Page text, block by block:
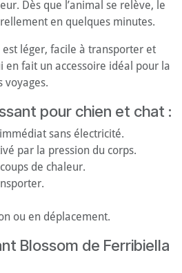
Dès que l’animal se relève, le
en quelques minutes.
léger, facile à transporter et
en fait un accessoire idéal pour la
voyages.
pour chien et chat :
sans électricité.
par la pression du corps.
de chaleur.
ou en déplacement.
Blossom de Ferribiella